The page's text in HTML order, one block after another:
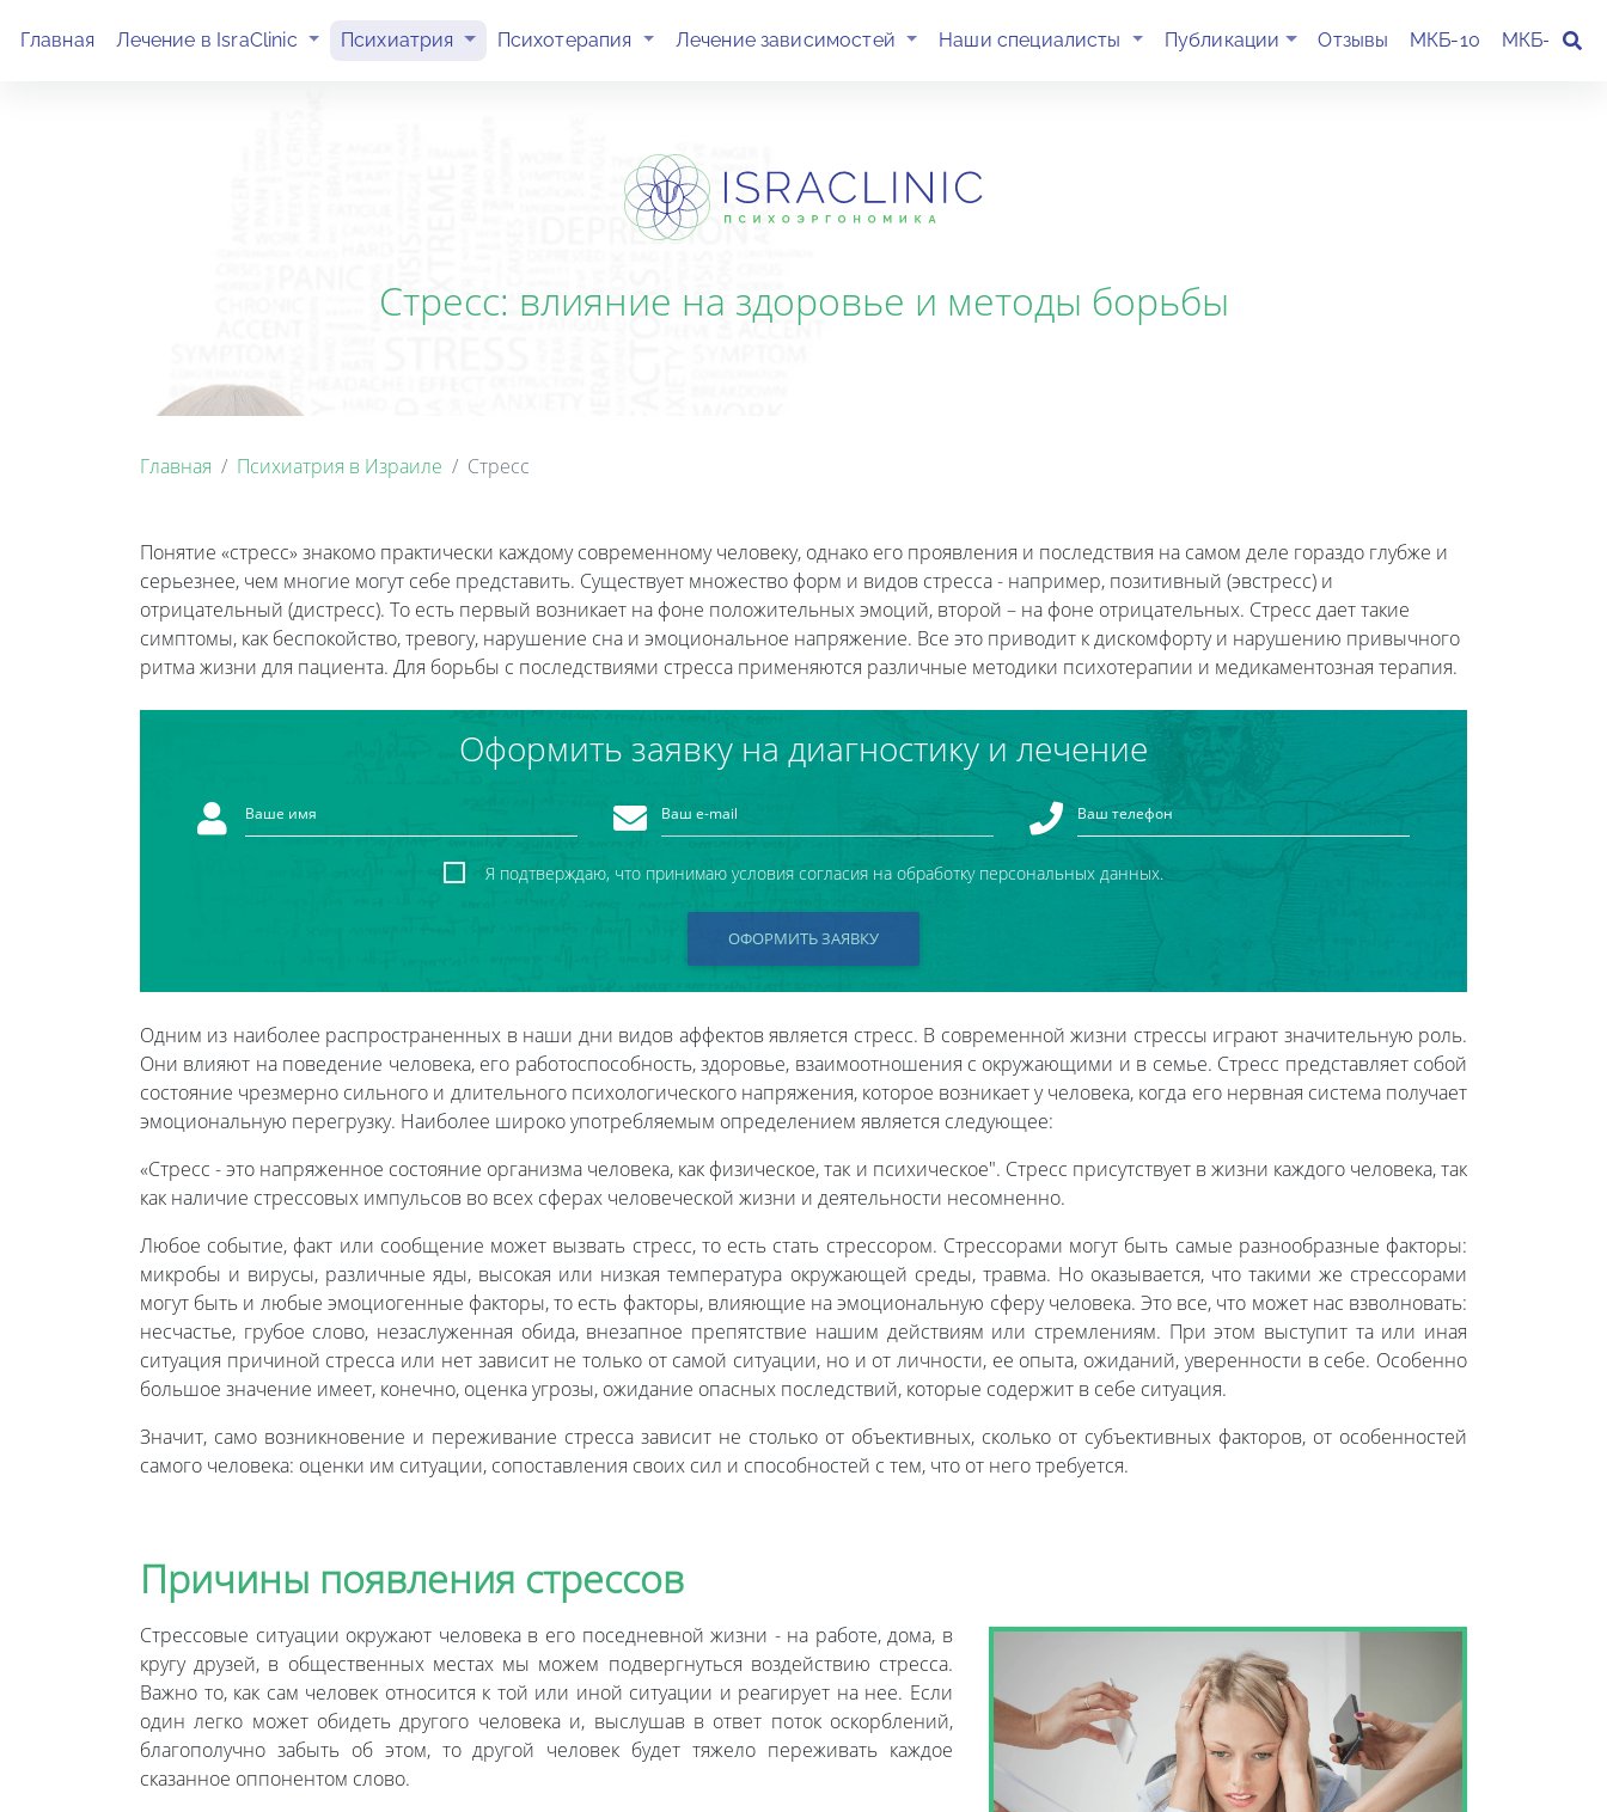
Главная Лечение в IsraClinic (current)Психиатрия (current)Психотерапия (current)Лечение зависимостей (current)Наши специалисты (current)Публикации Отзывы МКБ-10 МКБ-11
Стресс: влияние на здоровье и методы борьбы
Главная Психиатрия в Израиле Стресс
Понятие «стресс» знакомо практически каждому современному человеку, однако его проявления и последствия на самом деле гораздо глубже и
серьезнее, чем многие могут себе представить. Существует множество форм и видов стресса - например, позитивный (эвстресс) и
отрицательный (дистресс). То есть первый возникает на фоне положительных эмоций, второй – на фоне отрицательных. Стресс дает такие
симптомы, как беспокойство, тревогу, нарушение сна и эмоциональное напряжение. Все это приводит к дискомфорту и нарушению привычного
ритма жизни для пациента. Для борьбы с последствиями стресса применяются различные методики психотерапии и медикаментозная терапия.
Оформить заявку на диагностику и лечение
Я подтверждаю, что принимаю условия согласия на обработку персональных данных.
ОФОРМИТЬ ЗАЯВКУ
Одним из наиболее распространенных в наши дни видов аффектов является стресс. В современной жизни стрессы играют значительную роль.
Они влияют на поведение человека, его работоспособность, здоровье, взаимоотношения с окружающими и в семье. Стресс представляет собой
состояние чрезмерно сильного и длительного психологического напряжения, которое возникает у человека, когда его нервная система получает
эмоциональную перегрузку. Наиболее широко употребляемым определением является следующее:
«Стресс - это напряженное состояние организма человека, как физическое, так и психическое". Стресс присутствует в жизни каждого человека, так
как наличие стрессовых импульсов во всех сферах человеческой жизни и деятельности несомненно.
Любое событие, факт или сообщение может вызвать стресс, то есть стать стрессором. Стрессорами могут быть самые разнообразные факторы:
микробы и вирусы, различные яды, высокая или низкая температура окружающей среды, травма. Но оказывается, что такими же стрессорами
могут быть и любые эмоциогенные факторы, то есть факторы, влияющие на эмоциональную сферу человека. Это все, что может нас взволновать:
несчастье, грубое слово, незаслуженная обида, внезапное препятствие нашим действиям или стремлениям. При этом выступит та или иная
ситуация причиной стресса или нет зависит не только от самой ситуации, но и от личности, ее опыта, ожиданий, уверенности в себе. Особенно
большое значение имеет, конечно, оценка угрозы, ожидание опасных последствий, которые содержит в себе ситуация.
Значит, само возникновение и переживание стресса зависит не столько от объективных, сколько от субъективных факторов, от особенностей
самого человека: оценки им ситуации, сопоставления своих сил и способностей с тем, что от него требуется.
Причины появления стрессов
Стрессовые ситуации окружают человека в его поседневной жизни - на работе, дома, в
кругу друзей, в общественных местах мы можем подвергнуться воздействию стресса.
Важно то, как сам человек относится к той или иной ситуации и реагирует на нее. Если
один легко может обидеть другого человека и, выслушав в ответ поток оскорблений,
благополучно забыть об этом, то другой человек будет тяжело переживать каждое
сказанное оппонентом слово.